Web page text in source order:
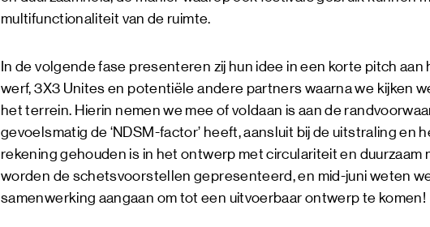
multifunctionaliteit van de ruimte.
In de volgende fase presenteren zij hun idee in een korte pitch
werf, 3X3 Unites en potentiële andere partners waarna we kijken
het terrein. Hierin nemen we mee of voldaan is aan de
gevoelsmatig de ‘NDSM-factor’ heeft, aansluit bij de uitstraling en
rekening gehouden is in het ontwerp met circulariteit en duurzaam
worden de schetsvoorstellen gepresenteerd, en mid-juni weten
samenwerking aangaan om tot een uitvoerbaar ontwerp te komen!